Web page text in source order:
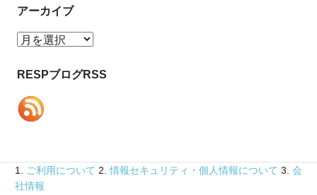
アーカイブ
ア
カ
ブ
RESPブログRSS
1. ご利用について 2.情報セキュリティ・個人情報について 3. 会
社情報